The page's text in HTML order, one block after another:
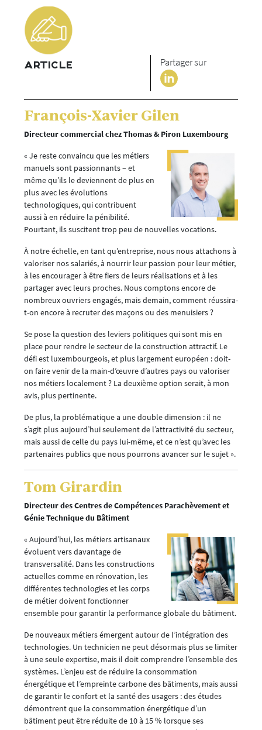
ARTICLE Partager sur
François-Xavier Gilen
Directeur commercial chez Thomas & Piron Luxembourg
« Je reste convaincu que les métiers
manuels sont passionnants – et
même qu’ils le deviennent de plus en
plus avec les évolutions
technologiques, qui contribuent
aussi à en réduire la pénibilité.
Pourtant, ils suscitent trop peu de nouvelles vocations.
À notre échelle, en tant qu’entreprise, nous nous attachons à
valoriser nos salariés, à nourrir leur passion pour leur métier,
à les encourager à être fiers de leurs réalisations et à les
partager avec leurs proches. Nous comptons encore de
nombreux ouvriers engagés, mais demain, comment réussira-
t-on encore à recruter des maçons ou des menuisiers ?
Se pose la question des leviers politiques qui sont mis en
place pour rendre le secteur de la construction attractif. Le
défi est luxembourgeois, et plus largement européen : doit-
on faire venir de la main-d’œuvre d’autres pays ou valoriser
nos métiers localement ? La deuxième option serait, à mon
avis, plus pertinente.
De plus, la problématique a une double dimension : il ne
s’agit plus aujourd’hui seulement de l’attractivité du secteur,
mais aussi de celle du pays lui-même, et ce n’est qu’avec les
partenaires publics que nous pourrons avancer sur le sujet ».
Tom Girardin
Directeur des Centres de Compétences Parachèvement et
Génie Technique du Bâtiment
« Aujourd’hui, les métiers artisanaux
évoluent vers davantage de
transversalité. Dans les constructions
actuelles comme en rénovation, les
différentes technologies et les corps
de métier doivent fonctionner
ensemble pour garantir la performance globale du bâtiment.
De nouveaux métiers émergent autour de l’intégration des
technologies. Un technicien ne peut désormais plus se limiter
à une seule expertise, mais il doit comprendre l’ensemble des
systèmes. L’enjeu est de réduire la consommation
énergétique et l’empreinte carbone des bâtiments, mais aussi
de garantir le confort et la santé des usagers : des études
démontrent que la consommation énergétique d’un
bâtiment peut être réduite de 10 à 15 % lorsque ses